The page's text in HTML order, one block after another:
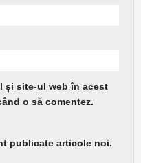
și site-ul web în acest
o să comentez.
publicate articole noi.